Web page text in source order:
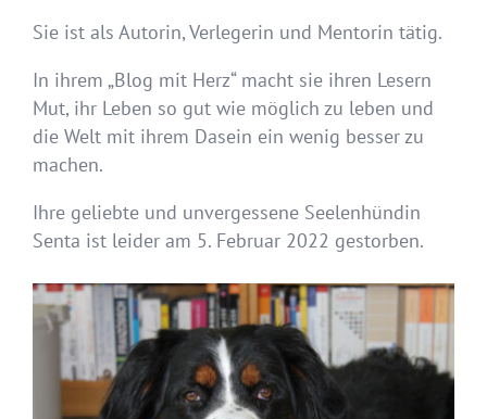
Sie ist als Autorin, Verlegerin und Mentorin tätig.
In ihrem „Blog mit Herz“ macht sie ihren Lesern
Mut, ihr Leben so gut wie möglich zu leben und
die Welt mit ihrem Dasein ein wenig besser zu
machen.
Ihre geliebte und unvergessene Seelenhündin
Senta ist leider am 5. Februar 2022 gestorben.